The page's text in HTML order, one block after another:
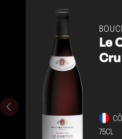
Le
Cru
75CL